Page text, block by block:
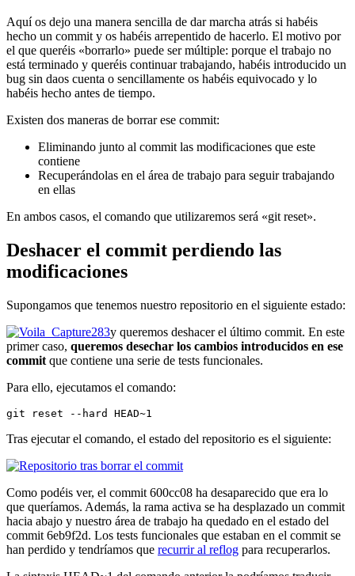
Aquí os dejo una manera sencilla de dar marcha atrás si habéis
hecho un commit y os habéis arrepentido de hacerlo. El motivo por
el que queréis «borrarlo» puede ser múltiple: porque el trabajo no
está terminado y queréis continuar trabajando, habéis introducido un
bug sin daos cuenta o sencillamente os habéis equivocado y lo
habéis hecho antes de tiempo.
Existen dos maneras de borrar ese commit:
Eliminando junto al commit las modificaciones que este
contiene
Recuperándolas en el área de trabajo para seguir trabajando
en ellas
En ambos casos, el comando que utilizaremos será «git reset».
Deshacer el commit perdiendo las
modificaciones
Supongamos que tenemos nuestro repositorio en el siguiente estado:
y queremos deshacer el último commit. En este
primer caso, queremos desechar los cambios introducidos en ese
commit que contiene una serie de tests funcionales.
Para ello, ejecutamos el comando:
git reset --hard HEAD~1
Tras ejecutar el comando, el estado del repositorio es el siguiente:
Como podéis ver, el commit 600cc08 ha desaparecido que era lo
que queríamos. Además, la rama activa se ha desplazado un commit
hacia abajo y nuestro área de trabajo ha quedado en el estado del
commit 6eb9f2d. Los tests funcionales que estaban en el commit se
han perdido y tendríamos que recurrir al reflog para recuperarlos.